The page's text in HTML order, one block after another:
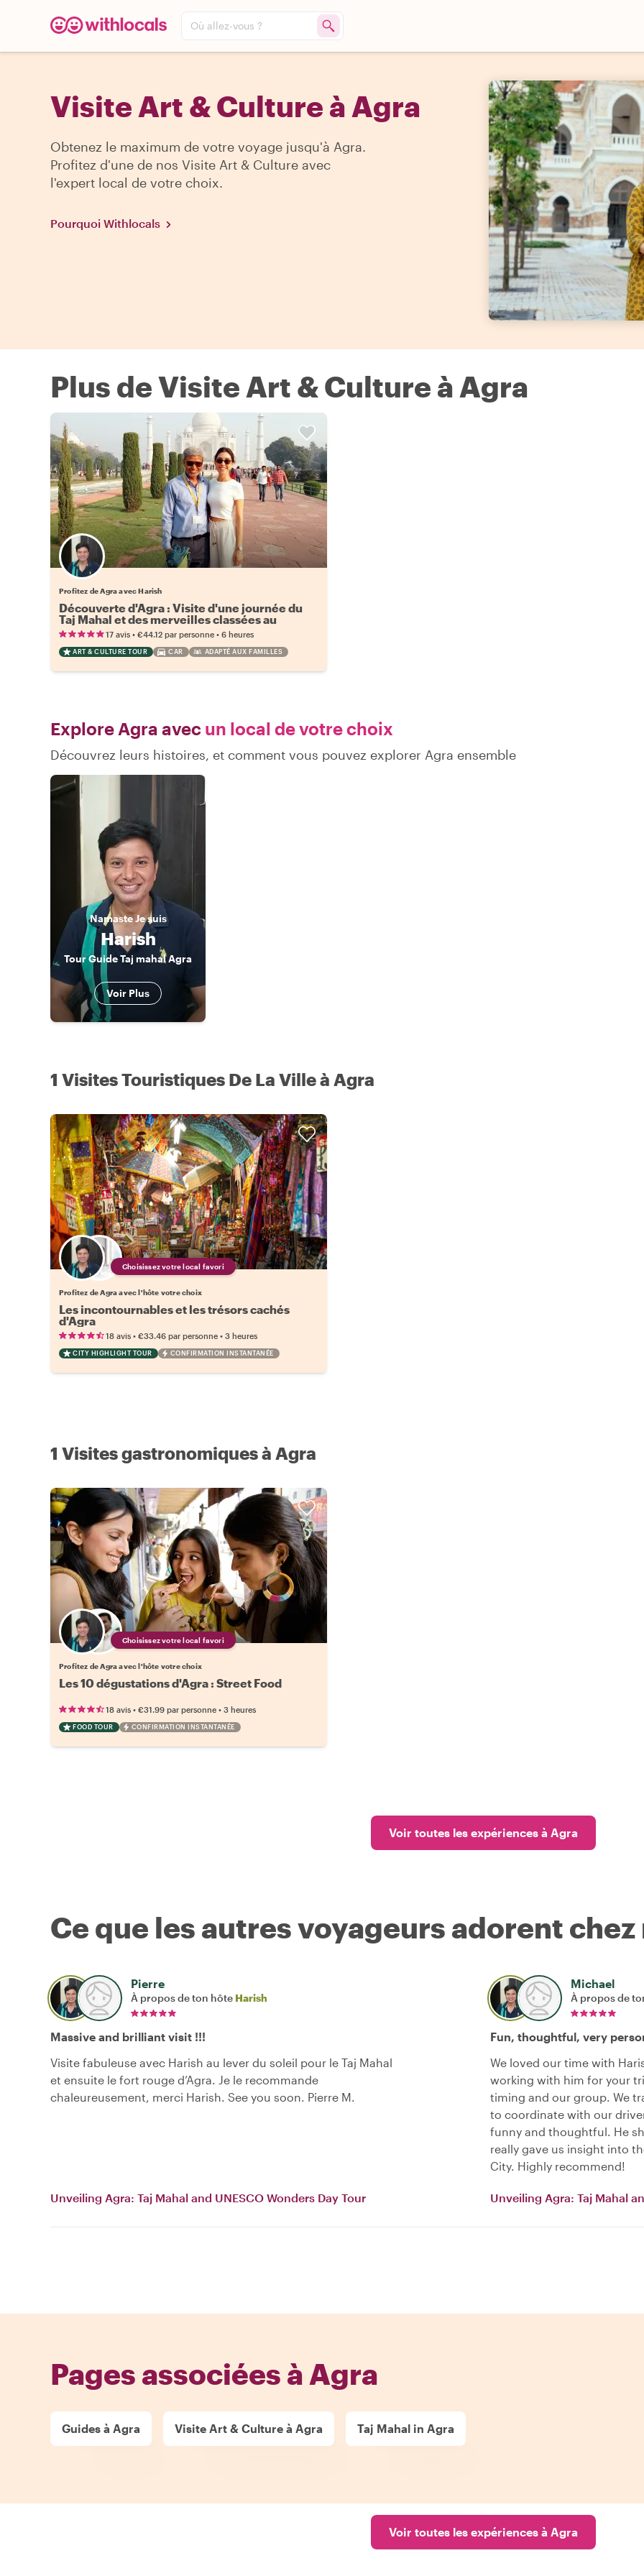
Où allez-vous ?
Visite Art & Culture à Agra
Obtenez le maximum de votre voyage jusqu'à Agra.
Profitez d'une de nos Visite Art & Culture avec
l'expert local de votre choix.
Pourquoi Withlocals
Plus de Visite Art & Culture à Agra
Profitez de Agra avec Harish
Découverte d'Agra : Visite d'une journée du
Taj Mahal et des merveilles classées au
patrimoine mondial de l'UNESCO
17 avis • €44.12 par personne • 6 heures
ART & CULTURE TOUR CAR ADAPTÉ AUX FAMILLES
Explore Agra avec un local de votre choix
Découvrez leurs histoires, et comment vous pouvez explorer Agra ensemble
NamasteJe suis
Harish
Tour Guide Taj mahal Agra
Voir Plus
1 Visites Touristiques De La Ville à Agra
Choisissez votre local favori
Profitez de Agra avec l'hôte votre choix
Les incontournables et les trésors cachés
d'Agra
18 avis • €33.46 par personne • 3 heures
CITY HIGHLIGHT TOUR CONFIRMATION INSTANTANÉE
1 Visites gastronomiques à Agra
Choisissez votre local favori
Profitez de Agra avec l'hôte votre choix
Les 10 dégustations d'Agra : Street Food
18 avis • €31.99 par personne • 3 heures
FOOD TOUR CONFIRMATION INSTANTANÉE
Voir toutes les expériences à Agra
Ce que les autres voyageurs adorent
Pierre
À propos de ton hôte Harish
Massive and brilliant visit !!!
Visite fabuleuse avec Harish au lever du soleil pour le Taj Mahal
et ensuite le fort rouge d’Agra. Je le recommande
chaleureusement, merci Harish. See you soon. Pierre M.
Unveiling Agra: Taj Mahal and UNESCO Wonders Day Tour
Michael
À propos de
Fun, thoughtful, very
We loved our time with
working with him for your
timing and our group. We
to coordinate with our
funny and thoughtful. He
really gave us insight into
City. Highly recommend!
Unveiling Agra: Taj Mahal
Pages associées à Agra
Guides à Agra Visite Art & Culture à Agra Taj Mahal in Agra
Voir toutes les expériences à Agra